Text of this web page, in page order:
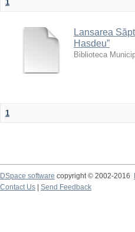
1
Lansarea
Hasdeu”
Biblioteca
1
DSpace software copyright © 2002-2016
Contact Us
Send Feedback